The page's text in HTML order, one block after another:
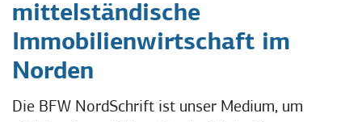
mittelständische
Immobilienwirtschaft im
Norden
Die BFW NordSchrift ist unser Medium, um